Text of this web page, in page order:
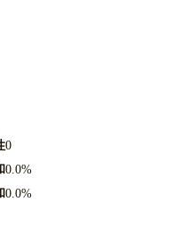
0
0.0%
0.0%